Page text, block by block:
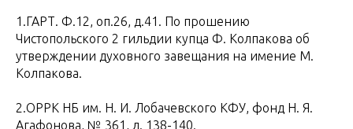
1.ГАРТ. Ф.12, оп.26, д.41. По прошению
Чистопольского 2 гильдии купца Ф. Колпакова об
утверждении духовного завещания на имение М.
Колпакова.
2.ОРРК НБ им. Н. И. Лобачевского КФУ, фонд Н. Я.
Агафонова, № 361, л. 138-140.